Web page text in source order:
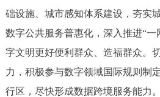
础设施、城市感知体系建设，夯实
数字公共服务普惠化，深入推进“一
字文明更好便利群众、造福群众。
力，积极参与数字领域国际规则制
行区，尽快形成数据跨境服务能力